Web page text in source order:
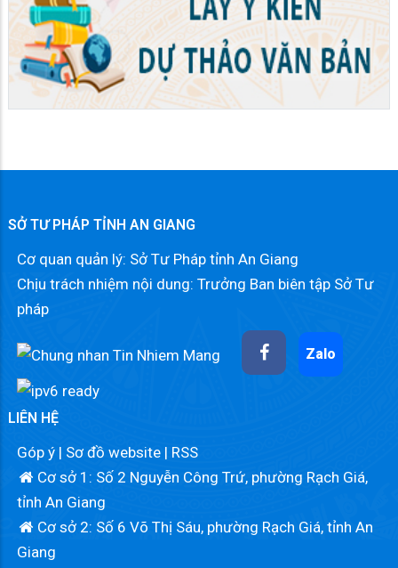
SỞ TƯ PHÁP TỈNH AN GIANG
Cơ quan quản lý: Sở Tư Pháp tỉnh An Giang
Chịu trách nhiệm nội dung: Trưởng Ban biên tập Sở Tư
pháp
Zalo
LIÊN HỆ
Góp ý | Sơ đồ website | RSS
Cơ sở 1: Số 2 Nguyễn Công Trứ, phường Rạch Giá,
tỉnh An Giang
Cơ sở 2: Số 6 Võ Thị Sáu, phường Rạch Giá, tỉnh An
Giang